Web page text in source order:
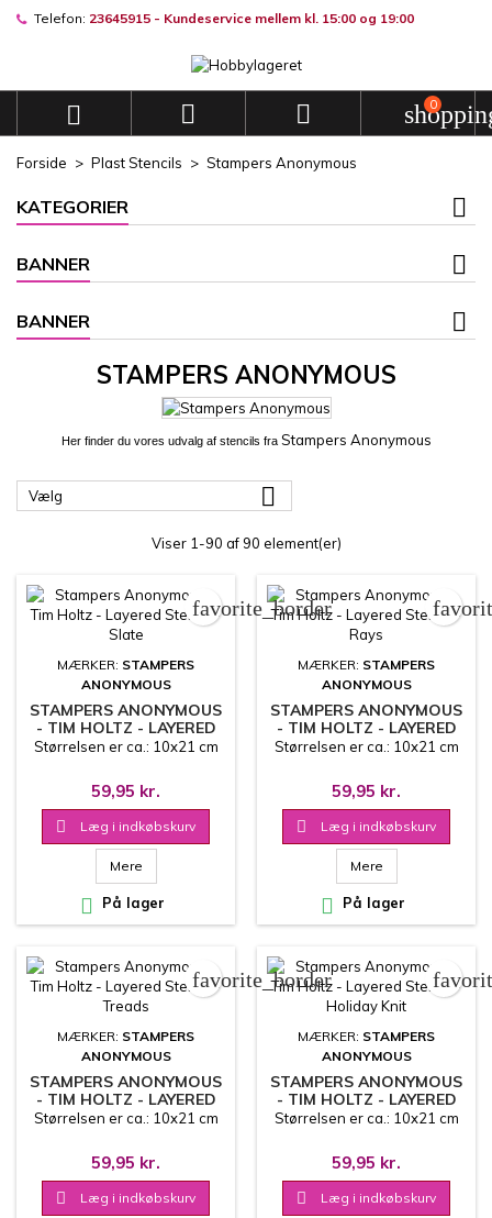
Telefon: 23645915 - Kundeservice mellem kl. 15:00 og 19:00
   0
Forside Plast Stencils Stampers Anonymous
KATEGORIER
BANNER
BANNER
STAMPERS ANONYMOUS
Her finder du vores udvalgaf stencils fra Stampers Anonymous
Vælg 
Viser 1-90 af 90 element(er)
MÆRKER: STAMPERS
ANONYMOUS
STAMPERS ANONYMOUS
- TIM HOLTZ - LAYERED
STENCIL - SLATE
Størrelsen er ca.: 10x21 cm
59,95 kr.
 Læg i indkøbskurv
Mere
 På lager
favorite_border
MÆRKER: STAMPERS
ANONYMOUS
STAMPERS ANONYMOUS
- TIM HOLTZ - LAYERED
STENCIL - RAYS
Størrelsen er ca.: 10x21 cm
59,95 kr.
 Læg i indkøbskurv
Mere
 På lager
MÆRKER: STAMPERS
ANONYMOUS
STAMPERS ANONYMOUS
- TIM HOLTZ - LAYERED
STENCIL - TREADS
Størrelsen er ca.: 10x21 cm
59,95 kr.
 Læg i indkøbskurv
favorite_border
MÆRKER: STAMPERS
ANONYMOUS
STAMPERS ANONYMOUS
- TIM HOLTZ - LAYERED
STENCIL - HOLIDAY KNIT
Størrelsen er ca.: 10x21 cm
59,95 kr.
 Læg i indkøbskurv
add_circle_outline
Opret en ny liste
((confirmMessage))
((cancelText))
Ønskelistenavn
Opret
Du skal være logget på for at gemme produkter på din